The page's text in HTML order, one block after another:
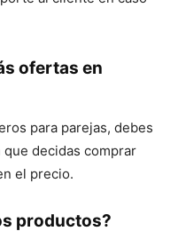
ofertas en
para parejas, debes
decidas comprar
el precio.
productos?